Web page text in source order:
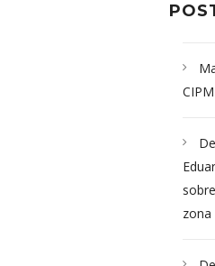
zona